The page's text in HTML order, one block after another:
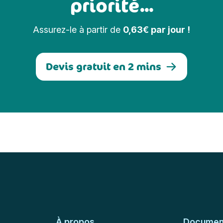
priorité...
Assurez-le à partir de 0,63€ par jour !
Devis gratuit en 2 mins